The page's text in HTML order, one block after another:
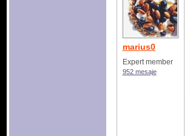
marius0
Expert member
952 mesaje